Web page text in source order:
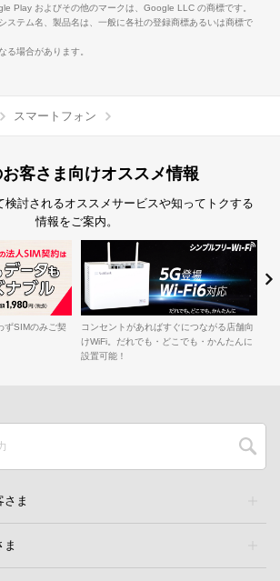
Play およびその他のマークは、Google LLC の商標です。
ステム名、製品名は、一般に各社の登録商標あるいは商標で
場合があります。
スマートフォン
客さま向けオススメ情報
検討されるオススメサービスや知ってトクする
情報をご案内。
ずSIMのみご契
コンセントがあればすぐにつながる店舗向
けWiFi。だれでも・どこでも・かんたんに
設置可能！
さま